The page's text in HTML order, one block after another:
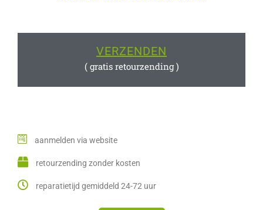
VERZENDEN
( gratis retourzending )
aanmelden via website
retourzending zonder kosten
reparatietijd gemiddeld 24-72 uur